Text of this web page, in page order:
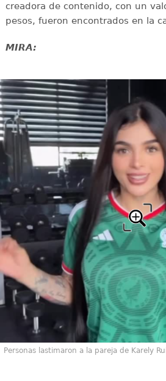
creadora de contenido, con un
pesos, fueron encontrados en la
MIRA:
Personas lastimaron a la pareja de Karely